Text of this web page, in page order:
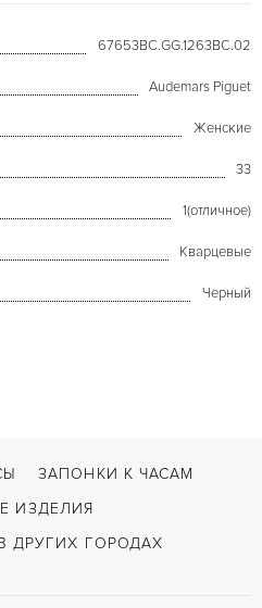
67653BC.GG.1263BC.02
Audemars Piguet
Женские
33
1(отличное)
Кварцевые
Черный
Двойной сложности застежка
ЗАПОНКИ К ЧАСАМ
ИЗДЕЛИЯ
ДРУГИХ ГОРОДАХ